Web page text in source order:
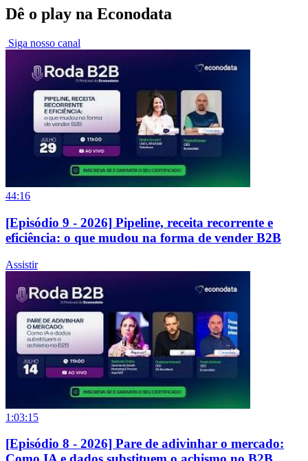
Dê o play na Econodata
Siga nosso canal
44:16
[Episódio 9 - 2026] Pipeline, receita recorrente e
eficiência: o que mudou na forma de vender B2B
Assistir
1:03:15
[Episódio 8 - 2026] Pare de adivinhar o mercado: